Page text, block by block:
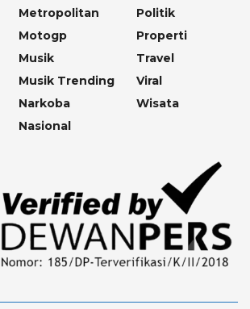
Metropolitan
Motogp
Musik
Musik Trending
Narkoba
Nasional
Politik
Properti
Travel
Viral
Wisata